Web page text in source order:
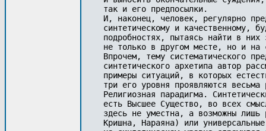
так и его предпосылки.
И, наконец, человек, регулярно
синтетическому и качественному,
подробностях, пытаясь найти в
не только в другом месте, но и на
Впрочем, тему систематического
синтетического архетипа автор
примеры ситуаций, в которых
три его уровня проявляются весьма
Религиозная парадигма.
есть Высшее Существо, во всех
здесь не уместна, а возможны
Кришна, Нараяна) или